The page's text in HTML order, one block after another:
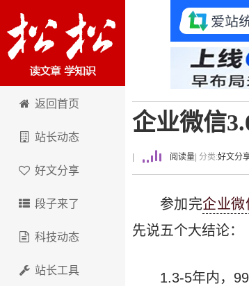
卢松松博客
返回首页
站长动态
好文分享
段子来了
科技动态
站长工具
企业微信
阅读量 | 分类:好文分
参加完企业微
先说五个大结论：
1.3-5年内，